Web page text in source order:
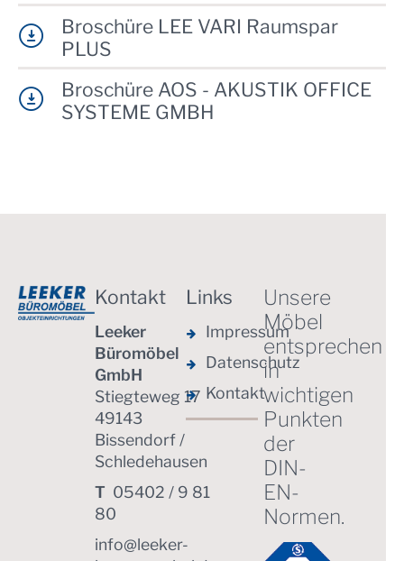
Broschüre LEE VARI Raumspar
PLUS
Broschüre AOS - AKUSTIK OFFICE
SYSTEME GMBH
Kontakt
Leeker
Büromöbel
GmbH
Stiegteweg 17
49143
Bissendorf /
Schledehausen
T 05402 / 9 81
80
info@leeker-
Links
Impressum
Datenschutz
Kontakt
Unsere
Möbel
entsprechen
in
wichtigen
Punkten
der
DIN-
EN-
Normen.